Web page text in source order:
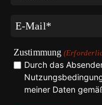
E-
(Erforderlich)
Zustimmung
Durch das
meiner Daten